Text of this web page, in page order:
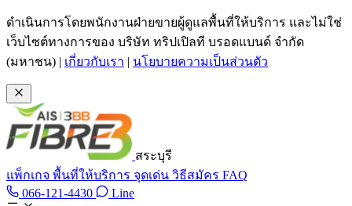
ข้ามไปเนื้อหาหลัก
ดำเนินการโดยพนักงานฝ่ายขายผู้ดูแลพื้นที่ให้บริการ และไม่ใช่
เว็บไซต์ทางการของ บริษัท ทริปเปิลที บรอดแบนด์ จำกัด
(มหาชน) | เกี่ยวกับเรา | นโยบายความเป็นส่วนตัว
สระบุรี
แพ็กเกจ พื้นที่ให้บริการ จุดเด่น วิธีสมัคร FAQ
066-121-4430 โทร 066-121-4430
LineLine @tan3bb